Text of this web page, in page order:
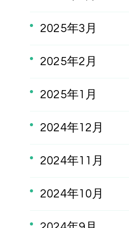
2025年3月
2025年2月
2025年1月
2024年12月
2024年11月
2024年10月